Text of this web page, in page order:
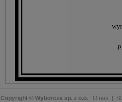
Copyright © Wyborcza sp. z o.o. O nas